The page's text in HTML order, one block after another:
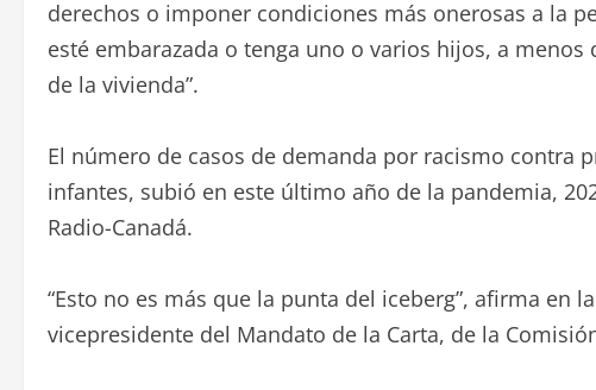
derechos o imponer condiciones más onerosas a la
esté embarazada o tenga uno o varios hijos, a
de la vivienda”.
El número de casos de demanda por racismo contra
infantes, subió en este último año de la pandemia,
Radio-Canadá.
“Esto no es más que la punta del iceberg”, afirma en
vicepresidente del Mandato de la Carta, de la